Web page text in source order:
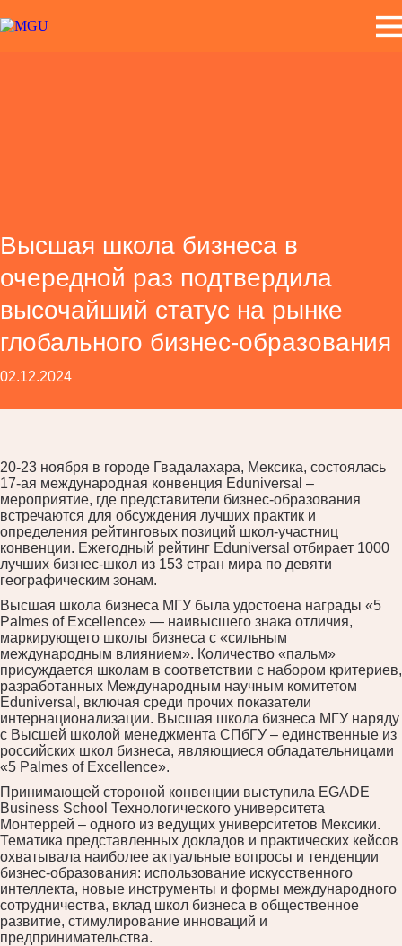
Высшая школа бизнеса в
очередной раз подтвердила
высочайший статус на рынке
глобального бизнес-образования
02.12.2024
20-23 ноября в городе Гвадалахара, Мексика, состоялась
17-ая международная конвенция Eduniversal –
мероприятие, где представители бизнес-образования
встречаются для обсуждения лучших практик и
определения рейтинговых позиций школ-участниц
конвенции. Ежегодный рейтинг Eduniversal отбирает 1000
лучших бизнес-школ из 153 стран мира по девяти
географическим зонам.
Высшая школа бизнеса МГУ была удостоена награды «5
Palmes of Excellence» — наивысшего знака отличия,
маркирующего школы бизнеса с «сильным
международным влиянием». Количество «пальм»
присуждается школам в соответствии с набором критериев,
разработанных Международным научным комитетом
Eduniversal, включая среди прочих показатели
интернационализации. Высшая школа бизнеса МГУ наряду
с Высшей школой менеджмента СПбГУ – единственные из
российских школ бизнеса, являющиеся обладательницами
«5 Palmes of Excellence».
Принимающей стороной конвенции выступила EGADE
Business School Технологического университета
Монтеррей – одного из ведущих университетов Мексики.
Тематика представленных докладов и практических кейсов
охватывала наиболее актуальные вопросы и тенденции
бизнес-образования: использование искусственного
интеллекта, новые инструменты и формы международного
сотрудничества, вклад школ бизнеса в общественное
развитие, стимулирование инноваций и
предпринимательства.